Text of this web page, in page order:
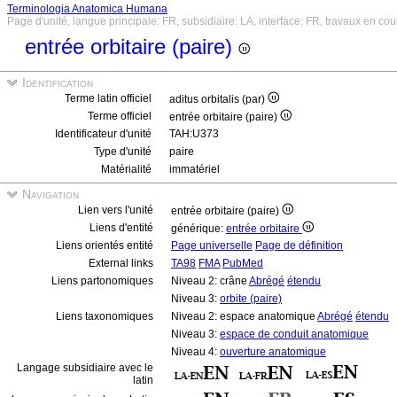
Terminologia Anatomica Humana
Page d'unité, langue principale: FR, subsidiaire: LA, interface: FR, travaux en
entrée orbitaire (paire)
Identification
Terme latin officiel
aditus orbitalis (par)
Terme officiel
entrée orbitaire (paire)
Identificateur d'unité
TAH:U373
Type d'unité
paire
Matérialité
immatériel
Navigation
Lien vers l'unité
entrée orbitaire (paire)
Liens d'entité
générique: entrée orbitaire
Liens orientés entité
Page universelle Page de définition
External links
TA98 FMA PubMed
Liens partonomiques
Niveau 2: crâne Abrégé étendu
Niveau 3: orbite (paire)
Liens taxonomiques
Niveau 2: espace anatomique Abrégé étendu
Niveau 3: espace de conduit anatomique
Niveau 4: ouverture anatomique
Langage subsidiaire avec le
latin